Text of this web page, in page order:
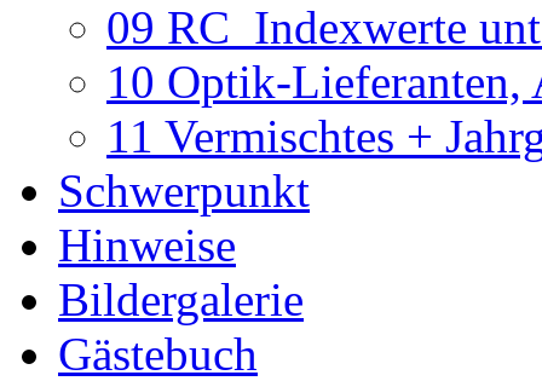
09 RC_Indexwerte
10 Optik-Lieferanten,
11 Vermischtes +
Schwerpunkt
Hinweise
Bildergalerie
Gästebuch